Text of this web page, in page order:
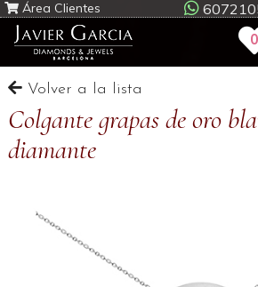
0
Área Clientes
Volver a la lista
Colgante grapas de oro
diamante